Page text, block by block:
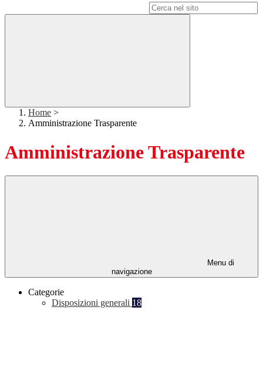
Home >
Amministrazione Trasparente
Amministrazione Trasparente
Menu di
navigazione
Categorie
Disposizioni generali 18